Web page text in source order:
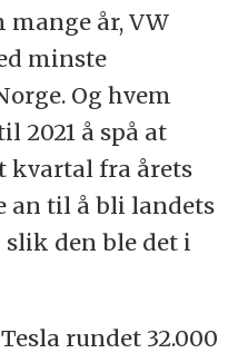
mange år, VW
minste
Og hvem
2021 å spå at
kvartal fra årets
an til å bli landets
den ble det i
rundet 32.000